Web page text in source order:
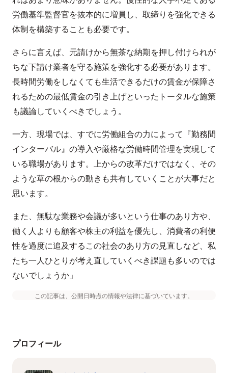
労働基準監督官を抜本的に増員し、取締りを強化できる
体制を構築することも必要です。
さらに言えば、元請けから無茶な納期を押し付けられが
ちな下請け業者を守る施策を強化する必要があります。
長時間労働をしなくても生活できるだけの賃金が保障さ
れるための最低賃金の引き上げといったトータルな施策
も議論していくべきでしょう。
一方、現場では、すでに労働組合の力によって『勤務間
インターバル』の導入や厳格な労働時間管理を実現して
いる職場があります。上からの改革だけではなく、その
ような草の根からの動きも共有していくことが大事だと
思います。
また、無駄な業務や会議が多いという仕事のあり方や、
働く人よりも顧客や株主の利益を優先し、消費者の利便
性を過度に追及するこの社会のあり方の見直しなど、私
たち一人ひとりが考え直していくべき課題も多いのでは
ないでしょうか」
この記事は、公開日時点の情報や法律に基づいています。
プロフィール